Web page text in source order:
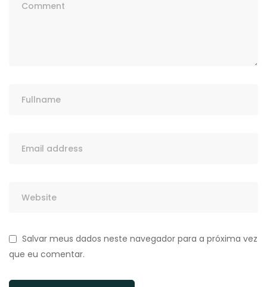
Salvar meus dados neste navegador para a próxima vez
que eu comentar.